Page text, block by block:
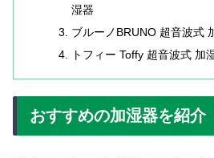
湿器
ブルーノBRUNO 超音波式
トフィー Toffy 超音波式 加
おすすめの加湿器を紹介